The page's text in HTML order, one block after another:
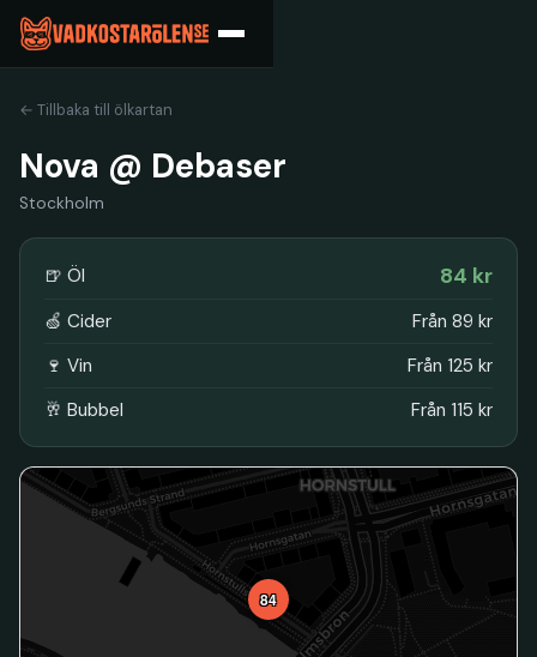
← Tillbaka till ölkartan
Nova @ Debaser
Stockholm
🍺 Öl 84 kr
🍏 Cider
Från 89 kr
🍷 Vin
Från 125 kr
🥂 Bubbel
Från 115 kr
84